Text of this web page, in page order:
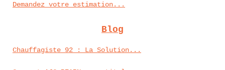
Demandez votre estimation...
Blog
Chauffagiste 92 : La Solution...